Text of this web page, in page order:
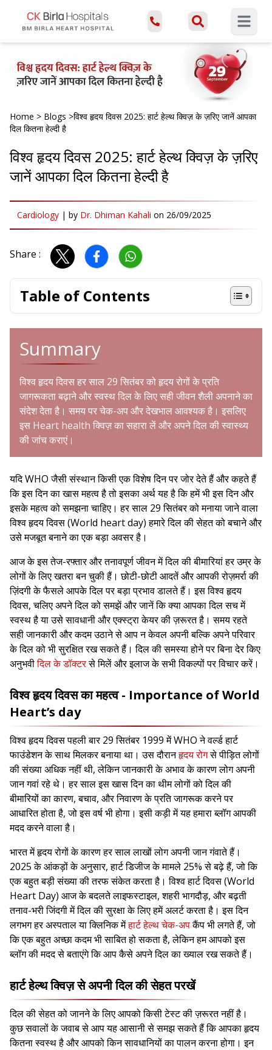
Open
Home > Blogs >विश्व हृदय दिवस 2025: हार्ट हेल्थ क्विज़ के ज़रिए जानें आपका
दिल कितना हेल्दी है
विश्व हृदय दिवस 2025: हार्ट हेल्थ क्विज़ के ज़रिए
जानें आपका दिल कितना हेल्दी है
Cardiology | by Dr. Dhiman Kahali on 26/09/2025
Share :
Table of Contents
Summary
विश्व हृदय दिवस हर साल 29 सितंबर को हृदय रोगों के प्रति
जागरूकता बढ़ाने और स्वस्थ दिल के लिए सही जीवन शैली अपनाने का
संदेश देता है। समय पर चेक-अप और देखभाल आवश्यक है। इसलिए
इस Heart health क्विज़ का सहारा लें और अपने दिल की स्वास्थ्य
की जांच कराएं।
यदि WHO जैसी संस्थान किसी एक विशेष दिन पर जोर देते हैं और कहते हैं
कि इस दिन का खास महत्व है तो इसका अर्थ यह है कि हमें भी इस दिन और
इसके महत्व को समझना चाहिए। हर साल 29 सितंबर को मनाया जाने वाला
विश्व हृदय दिवस (World heart day) हमारे दिल की सेहत को बचाने और
उसे मजबूत बनाने का एक बड़ा अवसर है।
आज के इस तेज-रफ्तार और तनावपूर्ण जीवन में दिल की बीमारियां हर उम्र के
लोगों के लिए खतरा बन चुकी हैं। छोटी-छोटी आदतें और आपकी रोज़मर्रा की
ज़िंदगी के फैसले आपके दिल पर बड़ा प्रभाव डालते हैं। इस विश्व हृदय
दिवस, चलिए अपने दिल को समझें और जानें कि क्या आपका दिल सच में
स्वस्थ है या उसे सावधानी और एक्स्ट्रा केयर की ज़रूरत है। समय रहते
सही जानकारी और कदम उठाने से आप न केवल अपनी बल्कि अपने परिवार
के दिल को भी सुरक्षित रख सकते हैं। दिल की समस्या होने पर बिना देर किए
अनुभवीदिल के डॉक्टरसे मिलें और इलाज के सभी विकल्पों पर विचार करें।
विश्व हृदय दिवस का महत्व - Importance of World
Heart’s day
विश्व हृदय दिवस पहली बार 29 सितंबर 1999 में WHO ने वर्ल्ड हार्ट
फाउंडेशन के साथ मिलकर बनाया था। उस दौरानहृदय रोगसे पीड़ित लोगों
की संख्या अधिक नहीं थी, लेकिन जानकारी के अभाव के कारण लोग अपनी
जान गवां रहे थे। हर साल इस खास दिन का थीम लोगों को दिल की
बीमारियों का कारण, बचाव, और निवारण के प्रति जागरूक करने पर
आधारित होता है, जो इस वर्ष भी होगा। इसी कड़ी में यह हमारा ब्लॉग आपकी
मदद करने वाला है।
भारत में हृदय रोगों के कारण हर साल लाखों लोग अपनी जान गंवाते हैं।
2025 के आंकड़ों के अनुसार, हार्ट डिजीज के मामले 25% से बढ़े हैं, जो कि
एक बहुत बड़ी संख्या की तरफ संकेत करता है। विश्व हार्ट दिवस (World
Heart Day) आज के बदलते लाइफस्टाइल, शहरी भागदौड़, और बढ़ती
तनाव-भरी जिंदगी में दिल की सुरक्षा के लिए हमें अलर्ट करता है। इस दिन
लगभग हर अस्पताल या क्लिनिक मेंहार्ट हेल्थ चेक-अपकैंप भी लगते हैं, जो
कि एक बहुत अच्छा कदम भी साबित हो सकता है, लेकिन हम आपको इस
ब्लॉग की मदद से बताएंगे कि आप कैसे अपने दिल का ख्याल रख सकते हैं।
हार्ट हेल्थ क्विज़ से अपनी दिल की सेहत परखें
दिल की सेहत को जानने के लिए आपको किसी टेस्ट की ज़रूरत नहीं है।
कुछ सवालों के जवाब से आप यह आसानी से समझ सकते हैं कि आपका हृदय
कितना स्वस्थ है और आपको किन सावधानियों का पालन करना होगा। इन